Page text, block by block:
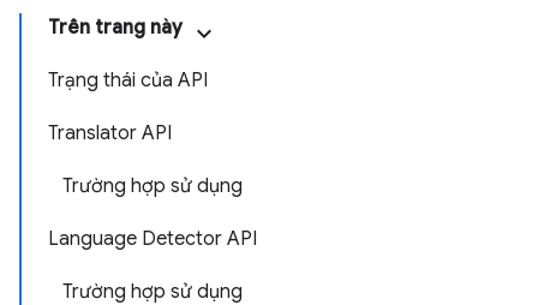
Trên trang này
Trạng thái của API
Translator API
Trường hợp sử dụng
Language Detector API
Trường hợp sử dụng